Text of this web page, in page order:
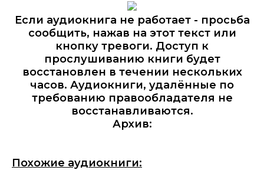
Если аудиокнига не работает - просьба
сообщить, нажав на этот текст или
кнопку тревоги. Доступ к
прослушиванию книги будет
восстановлен в течении нескольких
часов. Аудиокниги, удалённые по
требованию правообладателя не
восстанавливаются.
Архив:
Похожие аудиокниги: